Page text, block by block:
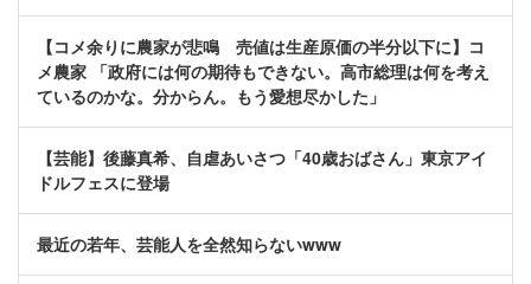
【コメ余りに農家が悲鳴 売値は生産原価の半分以下に】コ
メ農家 「政府には何の期待もできない。高市総理は何を考え
ているのかな。分からん。もう愛想尽かした」
【芸能】後藤真希、自虐あいさつ「40歳おばさん」東京アイ
ドルフェスに登場
最近の若年、芸能人を全然知らないwww